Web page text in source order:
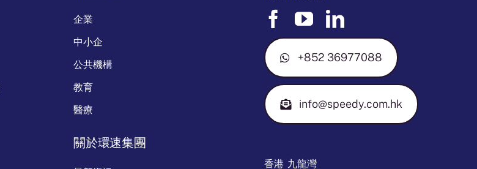
企業
中小企
公共機構
教育
醫療
+852 36977088
info@speedy.com.hk
關於環速集團
香港 九龍灣